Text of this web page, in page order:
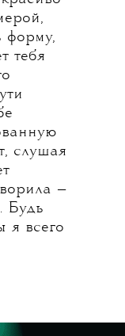
форму,
тебя
слушая
—
Будь
я всего